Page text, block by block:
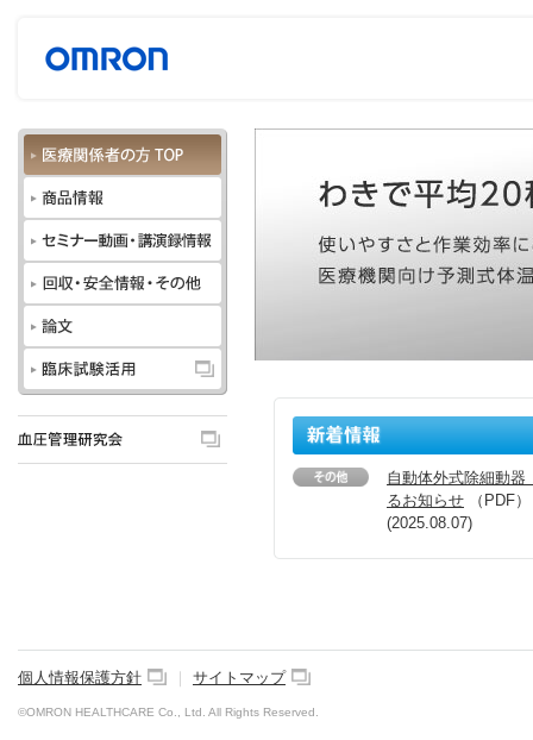
自動体外式除細動器
るお知らせ （PDF）
(2025.08.07)
個人情報保護方針 サイトマップ
©OMRON HEALTHCARE Co., Ltd. All Rights Reserved.